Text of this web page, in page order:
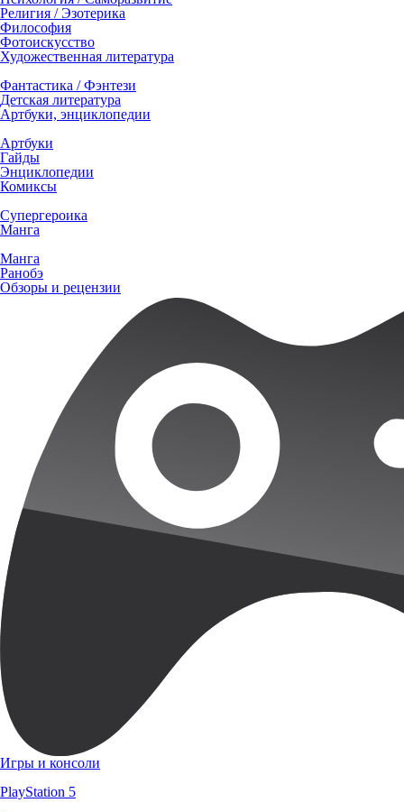
Религия / Эзотерика
Философия
Фотоискусство
Художественная литература
Фантастика / Фэнтези
Детская литература
Артбуки, энциклопедии
Артбуки
Гайды
Энциклопедии
Комиксы
Супергероика
Манга
Манга
Ранобэ
Обзоры и рецензии
Игры и консоли
PlayStation 5